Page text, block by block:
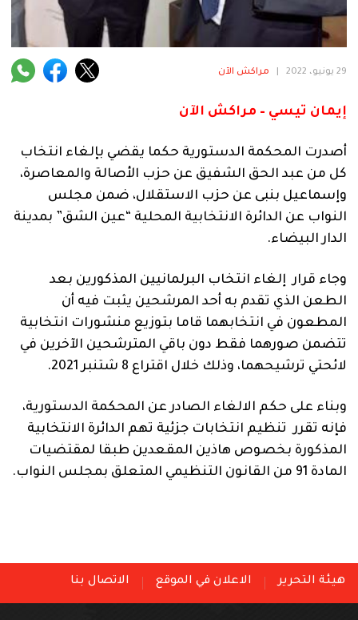
29 يونيو، 2022 مراكش الآن
إيمان تيسي – مراكش الآن
أصدرت المحكمة الدستورية حكما يقضي بإلغاء انتخاب
كل من عبد الحق الشفيق عن حزب الأصالة والمعاصرة،
وإسماعيل بنبى عن حزب الاستقلال، ضمن مجلس
النواب عن الدائرة الانتخابية المحلية “عين الشق” بمدينة
الدار البيضاء.
وجاء قرار إلغاء انتخاب البرلمانيين المذكورين بعد
الطعن الذي تقدم به أحد المرشحين يثبت فيه أن
المطعون في انتخابهما قاما بتوزيع منشورات انتخابية
تتضمن صورهما فقط دون باقي المترشحين الآخرين في
لائحتي ترشيحهما، وذلك خلال اقتراع 8 شتنبر 2021.
وبناء على حكم الالغاء الصادر عن المحكمة الدستورية،
فإنه تقرر تنظيم انتخابات جزئية تهم الدائرة الانتخابية
المذكورة بخصوص هاذين المقعدين طبقا لمقتضيات
المادة 91 من القانون التنظيمي المتعلق بمجلس النواب.
هيئة التحرير الاعلان في الموقع الاتصال بنا